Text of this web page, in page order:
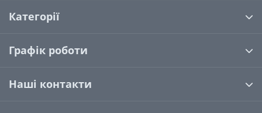
Категорії
Графік роботи
Наші контакти